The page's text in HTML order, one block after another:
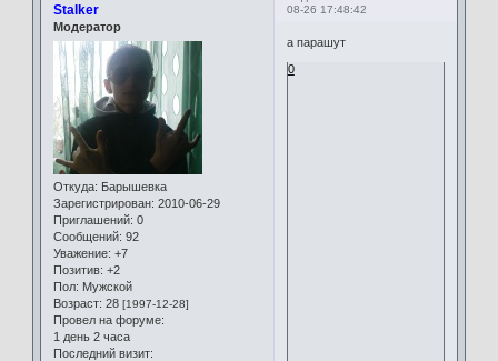
08-26 17:48:42
Stalker
Модератор
Откуда: Барышевка
Зарегистрирован: 2010-06-29
Приглашений: 0
Сообщений: 92
Уважение: +7
Позитив: +2
Пол: Мужской
Возраст: 28 [1997-12-28]
Провел на форуме:
1 день 2 часа
Последний визит:
а парашут
0